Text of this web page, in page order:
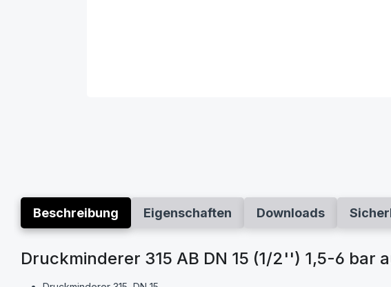
Beschreibung Eigenschaften Downloads
Druckminderer 315 AB DN 15 (1/2'') 1,5-6 bar